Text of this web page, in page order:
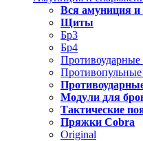
Вся амуниция и
Щиты
Бр3
Бр4
Модули для
Тактические
Пряжки Cobra
Original